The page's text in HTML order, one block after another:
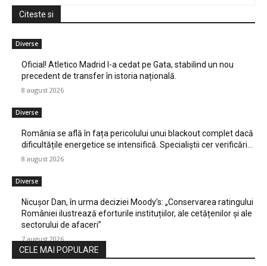
Citeste si
Diverse
Oficial! Atletico Madrid l-a cedat pe Gata, stabilind un nou
precedent de transfer în istoria națională.
8 august 2026
Diverse
România se află în fața pericolului unui blackout complet dacă
dificultățile energetice se intensifică. Specialiștii cer verificări…
8 august 2026
Diverse
Nicușor Dan, în urma deciziei Moody’s: „Conservarea ratingului
României ilustrează eforturile instituțiilor, ale cetățenilor și ale
sectorului de afaceri”
7 august 2026
CELE MAI POPULARE